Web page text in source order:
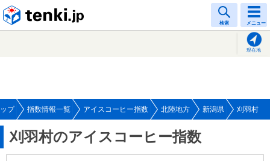
検索 メニュー
現在地
プ 指数情報一覧 アイスコーヒー指数 北陸地方 新潟県 刈羽村
刈羽村のアイスコーヒー指数